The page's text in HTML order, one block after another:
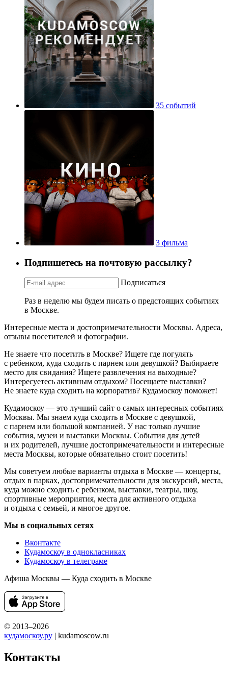
35 событий
3 фильма
Подпишетесь на почтовую рассылку?
Подписаться
Раз в неделю мы будем писать о предстоящих событиях
в Москве.
Интересные места и достопримечательности Москвы. Адреса,
отзывы посетителей и фотографии.
Не знаете что посетить в Москве? Ищете где погулять
с ребенком, куда сходить с парнем или девушкой? Выбираете
место для свидания? Ищете развлечения на выходные?
Интересуетесь активным отдыхом? Посещаете выставки?
Не знаете куда сходить на корпоратив? Кудамоскоу поможет!
Кудамоскоу — это лучший сайт о самых интересных событиях
Москвы. Мы знаем куда сходить в Москве с девушкой,
с парнем или большой компанией. У нас только лучшие
события, музеи и выставки Москвы. События для детей
и их родителей, лучшие достопримечательности и интересные
места Москвы, которые обязательно стоит посетить!
Мы советуем любые варианты отдыха в Москве — концерты,
отдых в парках, достопримечательности для экскурсий, места,
куда можно сходить с ребенком, выставки, театры, шоу,
спортивные мероприятия, места для активного отдыха
и отдыха с семьей, и многое другое.
Мы в социальных сетях
Вконтакте
Кудамоскоу в однокласниках
Кудамоскоу в телеграме
Афиша Москвы — Куда сходить в Москве
© 2013–2026
кудамоскоу.ру | kudamoscow.ru
Контакты